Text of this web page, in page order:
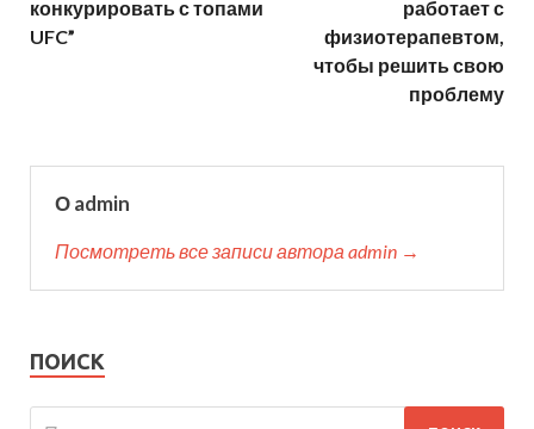
конкурировать с топами
UFC”
работает с
физиотерапевтом,
чтобы решить свою
проблему
О admin
Посмотреть все записи автора admin →
ПОИСК